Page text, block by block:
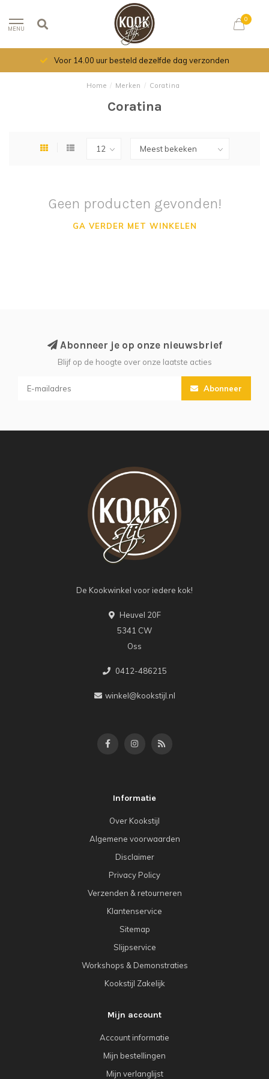
MENU
0
Voor 14.00 uur besteld dezelfde dag verzonden
Home / Merken / Coratina
Coratina
Geen producten gevonden!
GA VERDER MET WINKELEN
Abonneer je op onze nieuwsbrief
Blijf op de hoogte over onze laatste acties
Abonneer
De Kookwinkel voor iedere kok!
Heuvel 20F
5341 CW
Oss
0412-486215
winkel@kookstijl.nl
Informatie
Over Kookstijl
Algemene voorwaarden
Disclaimer
Privacy Policy
Verzenden & retourneren
Klantenservice
Sitemap
Slijpservice
Workshops & Demonstraties
Kookstijl Zakelijk
Mijn account
Account informatie
Mijn bestellingen
Mijn verlanglijst